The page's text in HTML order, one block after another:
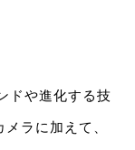
ドや進化する技
ラに加えて、